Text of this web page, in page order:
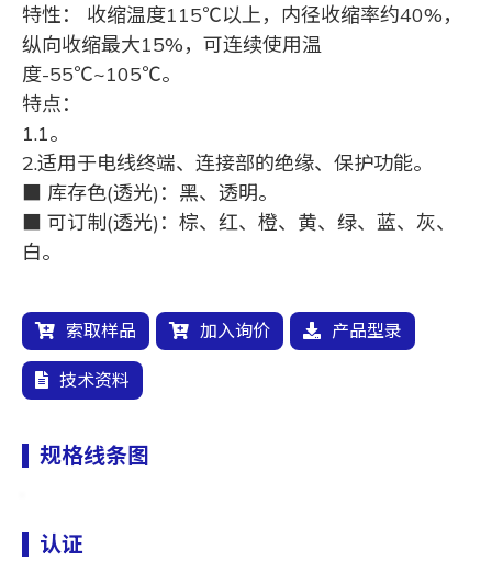
特性： 收缩温度115℃以上，内径收缩率约40%，
纵向收缩最大15%，可连续使用温
度-55℃~105℃。
特点：
1.1。
2.适用于电线终端、连接部的绝缘、保护功能。
■ 库存色(透光)：黑、透明。
■ 可订制(透光)：棕、红、橙、黄、绿、蓝、灰、
白。
索取样品 加入询价 产品型录
技术资料
规格线条图
认证